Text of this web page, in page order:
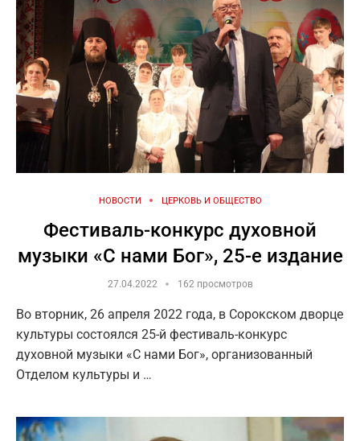
НОВОСТИ ЦЕРКОВЬ И ОБЩЕСТВО
Фестиваль-конкурс духовной
музыки «С нами Бог», 25-е издание
27.04.2022 162 просмотров
Во вторник, 26 апреля 2022 года, в Сорокском дворце
культуры состоялся 25-й фестиваль-конкурс
духовной музыки «С нами Бог», организованный
Отделом культуры и …